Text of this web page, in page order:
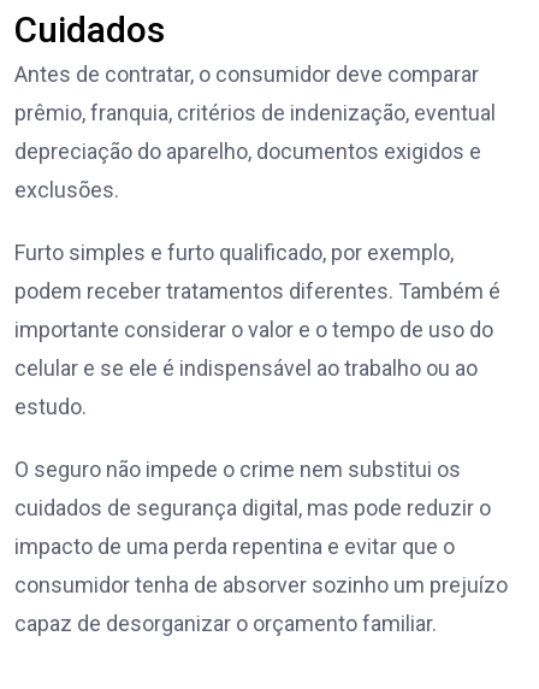
Cuidados
Antes de contratar, o consumidor deve comparar
prêmio, franquia, critérios de indenização, eventual
depreciação do aparelho, documentos exigidos e
exclusões.
Furto simples e furto qualificado, por exemplo,
podem receber tratamentos diferentes. Também é
importante considerar o valor e o tempo de uso do
celular e se ele é indispensável ao trabalho ou ao
estudo.
O seguro não impede o crime nem substitui os
cuidados de segurança digital, mas pode reduzir o
impacto de uma perda repentina e evitar que o
consumidor tenha de absorver sozinho um prejuízo
capaz de desorganizar o orçamento familiar.